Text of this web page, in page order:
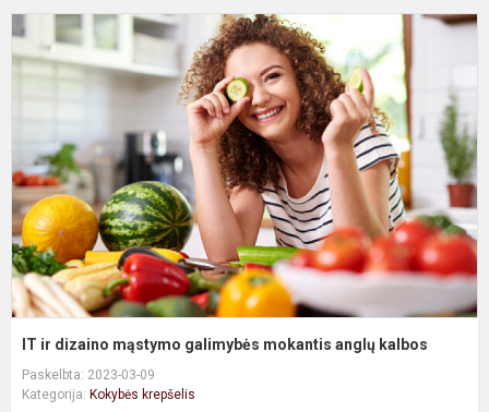
IT ir dizaino mąstymo galimybės mokantis anglų kalbos
Paskelbta: 2023-03-09
Kategorija: Kokybės krepšelis